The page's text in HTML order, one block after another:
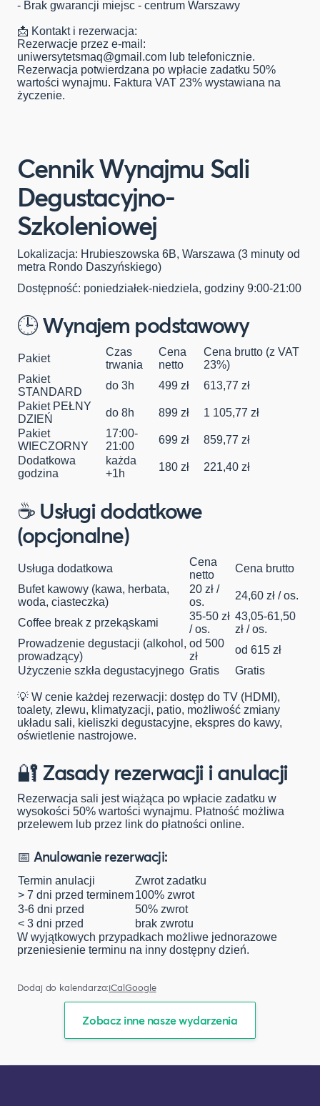
- Brak gwarancji miejsc - centrum Warszawy
📩 Kontakt i rezerwacja:
Rezerwacje przez e-mail:
uniwersytetsmaq@gmail.com lub telefonicznie.
Rezerwacja potwierdzana po wpłacie zadatku 50%
wartości wynajmu. Faktura VAT 23% wystawiana na
życzenie.
Cennik Wynajmu Sali
Degustacyjno-
Szkoleniowej
Lokalizacja: Hrubieszowska 6B, Warszawa (3 minuty od
metra Rondo Daszyńskiego)
Dostępność: poniedziałek-niedziela, godziny 9:00-21:00
🕒 Wynajem podstawowy
Pakiet
Czas
trwania
Cena
netto
Cena brutto (z VAT
23%)
Pakiet
STANDARD
do 3h 499 zł
613,77 zł
Pakiet PEŁNY
DZIEŃ
do 8h 899 zł
1 105,77 zł
Pakiet
WIECZORNY
17:00-
21:00
699 zł
859,77 zł
Dodatkowa
godzina
każda
+1h
180 zł 221,40 zł
☕ Usługi dodatkowe
(opcjonalne)
Usługa dodatkowa
Cena
netto
Cena brutto
Bufet kawowy (kawa, herbata,
woda, ciasteczka)
20 zł /
os.
24,60 zł / os.
Coffee break z przekąskami
35-50 zł
/ os.
43,05-61,50
zł / os.
Prowadzenie degustacji (alkohol,
prowadzący)
od 500
zł
od 615 zł
Użyczenie szkła degustacyjnego Gratis Gratis
💡 W cenie każdej rezerwacji: dostęp do TV (HDMI),
toalety, zlewu, klimatyzacji, patio, możliwość zmiany
układu sali, kieliszki degustacyjne, ekspres do kawy,
oświetlenie nastrojowe.
🔐 Zasady rezerwacji i anulacji
Rezerwacja sali jest wiążąca po wpłacie zadatku w
wysokości 50% wartości wynajmu. Płatność możliwa
przelewem lub przez link do płatności online.
📅 Anulowanie rezerwacji:
Termin anulacji
Zwrot zadatku
> 7 dni przed terminem100% zwrot
3-6 dni przed
50% zwrot
< 3 dni przed
brak zwrotu
W wyjątkowych przypadkach możliwe jednorazowe
przeniesienie terminu na inny dostępny dzień.
Dodaj do kalendarza:iCalGoogle
Zobacz inne nasze wydarzenia